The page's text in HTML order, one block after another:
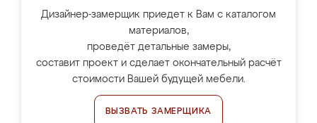
Дизайнер-замерщик приедет к Вам с каталогом
материалов,
проведёт детальные замеры,
составит проект и сделает окончательный расчёт
стоимости Вашей будущей мебели.
ВЫЗВАТЬ ЗАМЕРЩИКА